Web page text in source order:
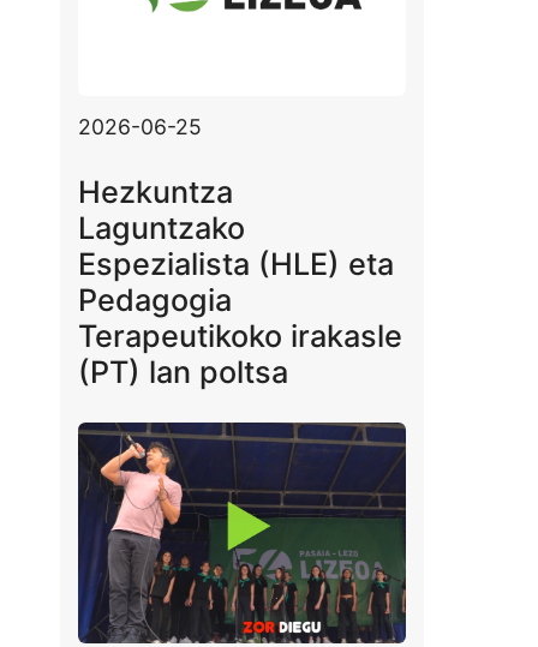
2026-06-25
Hezkuntza
Laguntzako
Espezialista (HLE) eta
Pedagogia
Terapeutikoko irakasle
(PT) lan poltsa